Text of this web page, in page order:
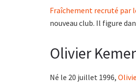
Fraîchement recruté par
nouveau club. Il figure
Olivier
Né le 20 juillet 1996,